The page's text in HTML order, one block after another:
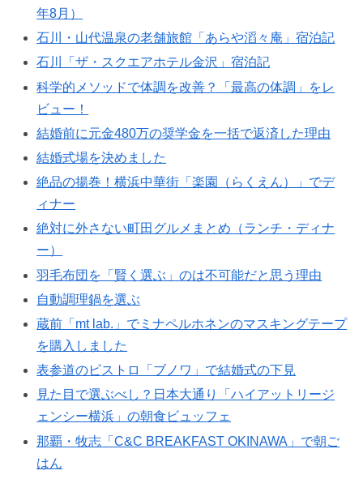
年8月）
石川・山代温泉の老舗旅館「あらや滔々庵」宿泊記
石川「ザ・スクエアホテル金沢」宿泊記
科学的メソッドで体調を改善？「最高の体調」をレ
ビュー！
結婚前に元金480万の奨学金を一括で返済した理由
結婚式場を決めました
絶品の揚巻！横浜中華街「楽園（らくえん）」でデ
ィナー
絶対に外さない町田グルメまとめ（ランチ・ディナ
ー）
羽毛布団を「賢く選ぶ」のは不可能だと思う理由
自動調理鍋を選ぶ
蔵前「mt lab.」でミナペルホネンのマスキングテープ
を購入しました
表参道のビストロ「ブノワ」で結婚式の下見
見た目で選ぶべし？日本大通り「ハイアットリージ
ェンシー横浜」の朝食ビュッフェ
那覇・牧志「C&C BREAKFAST OKINAWA」で朝ご
はん